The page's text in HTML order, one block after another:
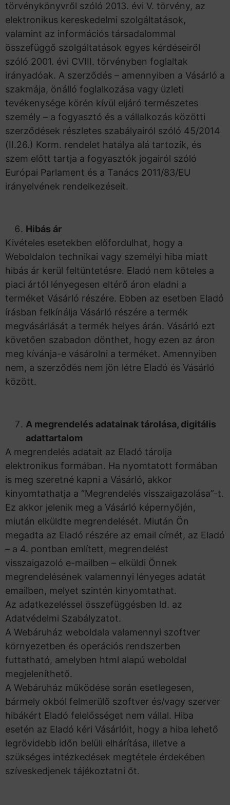
törvénykönyvről szóló 2013. évi V. törvény, az
elektronikus kereskedelmi szolgáltatások,
valamint az információs társadalommal
összefüggő szolgáltatások egyes kérdéseiről
szóló 2001. évi CVIII. törvényben foglaltak
irányadóak. A szerződés – amennyiben a Vásárló a
szakmája, önálló foglalkozása vagy üzleti
tevékenysége körén kívül eljáró természetes
személy – a fogyasztó és a vállalkozás közötti
szerződések részletes szabályairól szóló 45/2014
(II.26.) Korm. rendelet hatálya alá tartozik, és
szem előtt tartja a fogyasztók jogairól szóló
Európai Parlament és a Tanács 2011/83/EU
irányelvének rendelkezéseit.
Hibás ár
Kivételes esetekben előfordulhat, hogy a
Weboldalon technikai vagy személyi hiba miatt
hibás ár kerül feltüntetésre. Eladó nem köteles a
piaci ártól lényegesen eltérő áron eladni a
terméket Vásárló részére. Ebben az esetben Eladó
írásban felkínálja Vásárló részére a termék
megvásárlását a termék helyes árán. Vásárló ezt
követően szabadon dönthet, hogy ezen az áron
meg kívánja-e vásárolni a terméket. Amennyiben
nem, a szerződés nem jön létre Eladó és Vásárló
között.
A megrendelés adatainak tárolása, digitális
adattartalom
A megrendelés adatait az Eladó tárolja
elektronikus formában. Ha nyomtatott formában
is meg szeretné kapni a Vásárló, akkor
kinyomtathatja a “Megrendelés visszaigazolása”-t.
Ez akkor jelenik meg a Vásárló képernyőjén,
miután elküldte megrendelését. Miután Ön
megadta az Eladó részére az email címét, az Eladó
– a 4. pontban említett, megrendelést
visszaigazoló e-mailben – elküldi Önnek
megrendelésének valamennyi lényeges adatát
emailben, melyet szintén kinyomtathat.
Az adatkezeléssel összefüggésben ld. az
Adatvédelmi Szabályzatot.
A Webáruház weboldala valamennyi szoftver
környezetben és operációs rendszerben
futtatható, amelyben html alapú weboldal
megjeleníthető.
A Webáruház működése során esetlegesen,
bármely okból felmerülő szoftver és/vagy szerver
hibákért Eladó felelősséget nem vállal. Hiba
esetén az Eladó kéri Vásárlóit, hogy a hiba lehető
legrövidebb időn belüli elhárítása, illetve a
szükséges intézkedések megtétele érdekében
szíveskedjenek tájékoztatni őt.